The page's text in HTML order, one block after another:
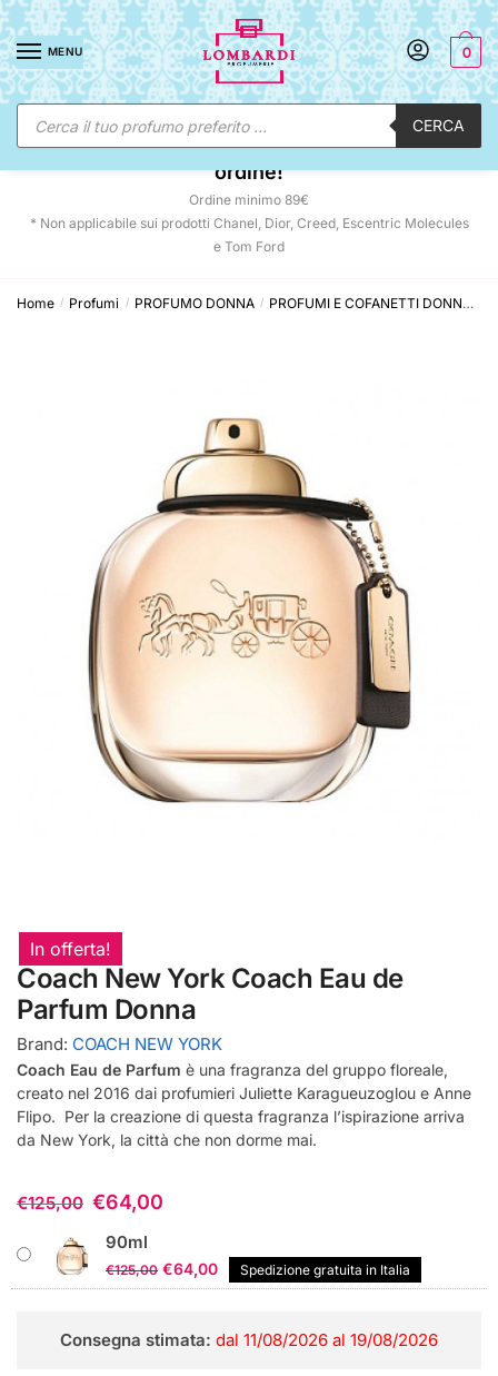
Skip
to
navigation
Skip
to
content
MENU
Ricerca
prodotti CERCA
0
☀️ SUNNY DAYS:-12% automatico sul tuo
ordine!
Ordine minimo 89€
* Non applicabile sui prodotti Chanel, Dior, Creed, Escentric Molecules
e Tom Ford
Home / Profumi / PROFUMO DONNA / PROFUMI E COFANETTI DONNA
In offerta!
Coach New York Coach Eau de
Parfum Donna
Brand: COACH NEW YORK
Coach Eau de Parfum è una fragranza del gruppo floreale,
creato nel 2016 dai profumieri Juliette Karagueuzoglou e Anne
Flipo. Per la creazione di questa fragranza l’ispirazione arriva
da New York, la città che non dorme mai.
€125,00 €64,00
90ml
€125,00 Il
prezzo
era:
€64,00Il
prezzo
è:
Spedizione gratuita in Italia
Consegna stimata: dal 11/08/2026 al 19/08/2026